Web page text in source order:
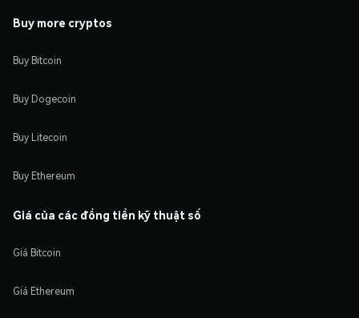
Buy more cryptos
Buy Bitcoin
Buy Dogecoin
Buy Litecoin
Buy Ethereum
Giá của các đồng tiền kỹ thuật số
Giá Bitcoin
Giá Ethereum